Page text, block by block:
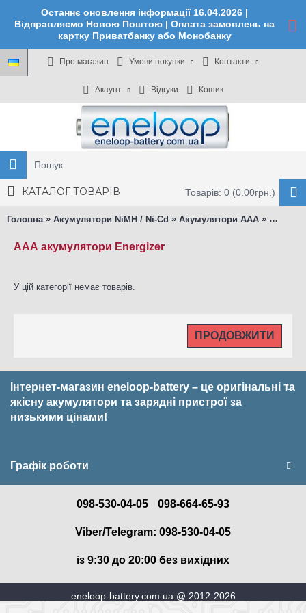
Останнє оновлення інформації 16.04.2026 |
Відправляємо Новою Поштою | Оплата замовлень на
картку Приватбанку або Монобанку
Про магазин Умови покупки Контакти
Акаунт Відгуки Кошик
Товарів: 0 (0.00грн.)
КАТАЛОГ ТОВАРІВ
Головна » Акумулятори NiMH / Ni-Cd » Акумулятори ААА »
ААА акумулятори Energizer
У цій категорії немає товарів.
ПРОДОВЖИТИ
Інтернет-магазин eneloop-battery – це оригінальні та
якісну акумулятори та зарядні пристрої за
низькими цінами!
Графік роботи
098-530-04-05 098-664-65-93
Viber/Telegram: 098-530-04-05
із 9:30 до 20:00 без вихідних
eneloop-battery.com.ua @ 2012-2026